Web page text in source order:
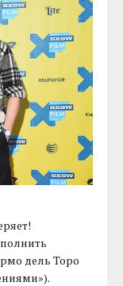
дель Торо